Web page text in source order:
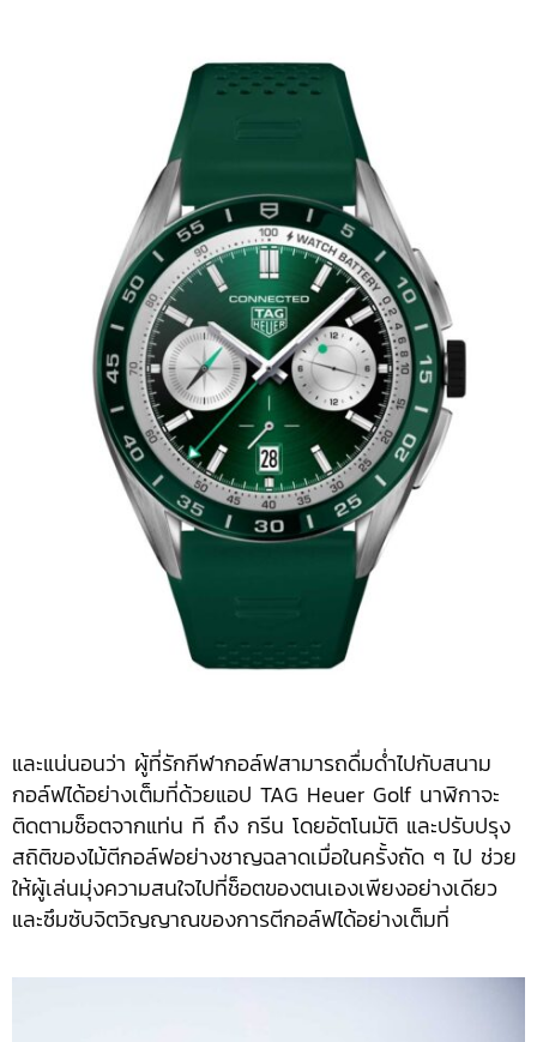
และแน่นอนว่า ผู้ที่รักกีฬากอล์ฟสามารถดื่มด่ำไปกับสนาม
กอล์ฟได้อย่างเต็มที่ด้วยแอป TAG Heuer Golf นาฬิกาจะ
ติดตามช็อตจากแท่น ที ถึง กรีน โดยอัตโนมัติ และปรับปรุง
สถิติของไม้ตีกอล์ฟอย่างชาญฉลาดเมื่อในครั้งถัด ๆ ไป ช่วย
ให้ผู้เล่นมุ่งความสนใจไปที่ช็อตของตนเองเพียงอย่างเดียว
และซึมซับจิตวิญญาณของการตีกอล์ฟได้อย่างเต็มที่